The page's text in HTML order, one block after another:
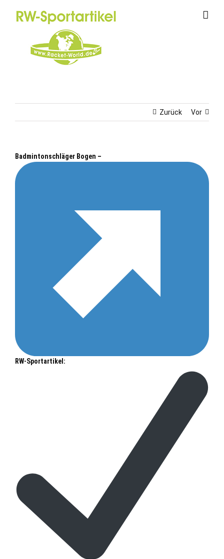
Zurück Vor
Badmintonschläger Bogen –
RW-Sportartikel: